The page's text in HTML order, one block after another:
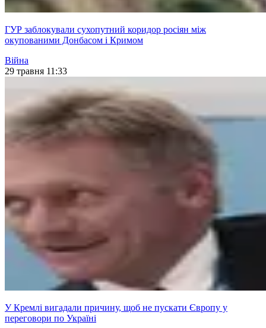
ГУР заблокували сухопутний коридор росіян між
окупованими Донбасом і Кримом
Війна
29 травня 11:33
У Кремлі вигадали причину, щоб не пускати Європу у
переговори по Україні